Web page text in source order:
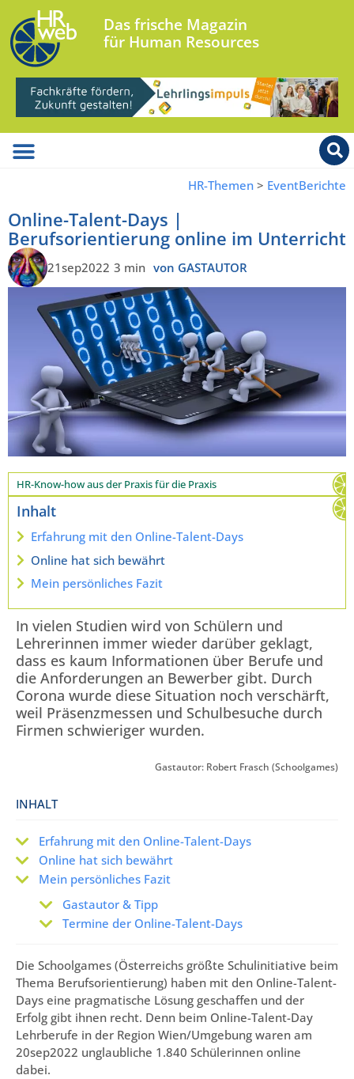
Das frische Magazin
für Human Resources
HR-Themen > EventBerichte
Online-Talent-Days |
Berufsorientierung online im Unterricht
21sep2022 3 min von GASTAUTOR
HR-Know-how aus der Praxis für die Praxis
Inhalt
Erfahrung mit den Online-Talent-Days
Online hat sich bewährt
Mein persönliches Fazit
In vielen Studien wird von Schülern und
Lehrerinnen immer wieder darüber geklagt,
dass es kaum Informationen über Berufe und
die Anforderungen an Bewerber gibt. Durch
Corona wurde diese Situation noch verschärft,
weil Präsenzmessen und Schulbesuche durch
Firmen schwieriger wurden.
Gastautor: Robert Frasch (Schoolgames)
INHALT
Erfahrung mit den Online-Talent-Days
Online hat sich bewährt
Mein persönliches Fazit
Gastautor & Tipp
Termine der Online-Talent-Days
Die Schoolgames (Österreichs größte Schulinitiative beim
Thema Berufsorientierung) haben mit den Online-Talent-
Days eine pragmatische Lösung geschaffen und der
Erfolg gibt ihnen recht. Denn beim Online-Talent-Day
Lehrberufe in der Region Wien/Umgebung waren am
20sep2022 unglaubliche 1.840 Schülerinnen online
dabei.